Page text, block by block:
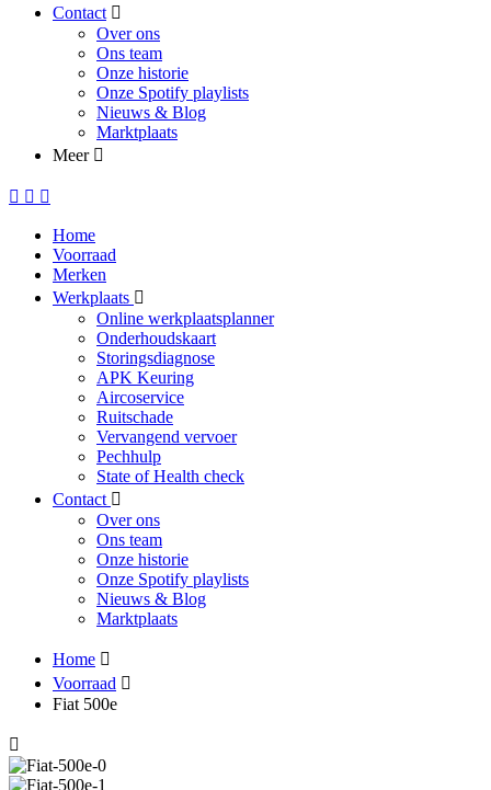
Contact
Over ons
Ons team
Onze historie
Onze Spotify playlists
Nieuws & Blog
Marktplaats
Meer
Home
Voorraad
Merken
Werkplaats
Online werkplaatsplanner
Onderhoudskaart
Storingsdiagnose
APK Keuring
Aircoservice
Ruitschade
Vervangend vervoer
Pechhulp
State of Health check
Contact
Over ons
Ons team
Onze historie
Onze Spotify playlists
Nieuws & Blog
Marktplaats
Home
Voorraad
Fiat 500e